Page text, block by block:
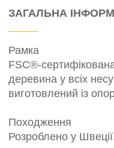
ЗАГАЛЬНА
Рамка
FSC®-
деревина у всіх
виготовлений із
Походження
Розроблено у